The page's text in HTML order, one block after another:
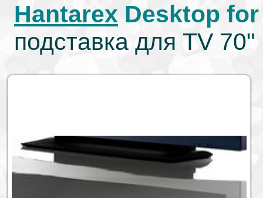
Hantarex Desktop
подставка для TV 70"